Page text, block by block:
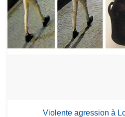
Violente agression à